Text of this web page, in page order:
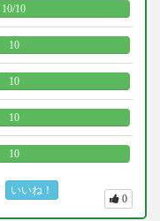
10/10
10
10
10
10
いいね！
0